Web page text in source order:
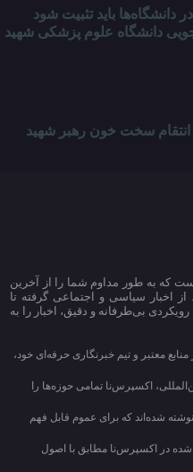
دانشگاه‌ها باید تثبیت شود
دانشگاه علوم پزشکی شهید
انتقام سخت خون رهبر شهید
که به طور مداوم شما را از آخرین
اخبار سیاسی و اجتماعی گرفته تا
بی‌طرفانه و دقیق، اخبار را به
منابع معتبر و تیم خبرنگاری حرفه‌ای خود،
اکسپرس‌نا تمامی حوزه‌ها را
شده‌اند که برای عموم قابل فهم
در اکسپرس‌نا مطابق با اصول